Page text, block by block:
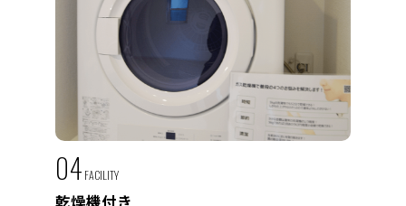
04 FACILITY
乾燥機付き